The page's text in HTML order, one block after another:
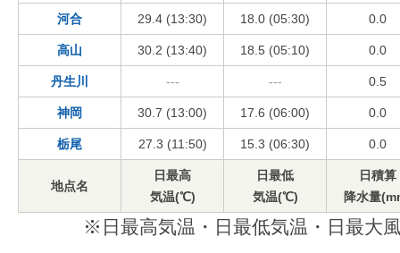
河合 29.4 (13:30) 18.0 (05:30) 0.0
高山 30.2 (13:40) 18.5 (05:10) 0.0
丹生川 --- --- 0.5
神岡 30.7 (13:00) 17.6 (06:00) 0.0
栃尾 27.3 (11:50) 15.3 (06:30) 0.0
地点名
日最高
気温(℃)
日最低
気温(℃)
日積算
降水量
※日最高気温・日最低気温・日最大